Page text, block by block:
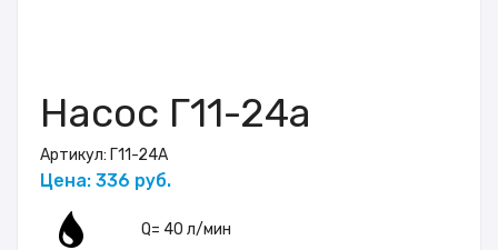
Насос Г11-24а
Артикул: Г11-24А
Цена: 336 руб.
Q= 40 л/мин